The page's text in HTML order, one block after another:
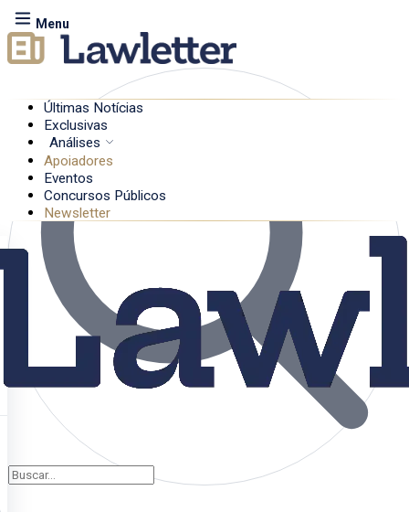
Menu
Últimas Notícias
Exclusivas
Análises
Apoiadores
Eventos
Concursos Públicos
Newsletter